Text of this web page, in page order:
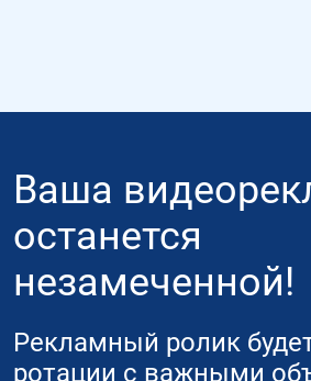
Ваша
останется
незамеченной!
Рекламный ролик
ротации с важными